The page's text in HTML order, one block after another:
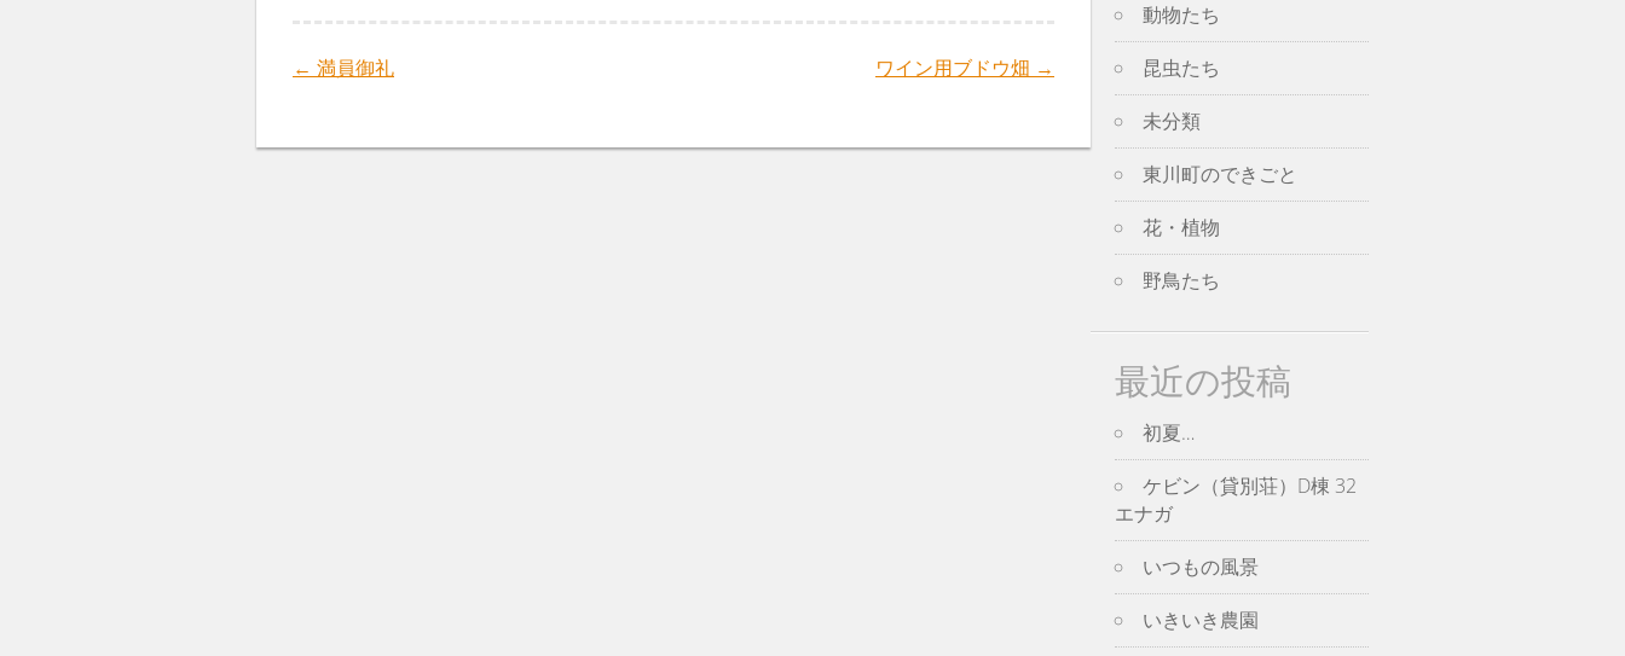
Post
navigation
← 満員御礼 ワイン用ブドウ畑 →
動物たち
昆虫たち
未分類
東川町のできごと
花・植物
野鳥たち
最近の投稿
初夏…
ケビン（貸別荘）D棟 32
エナガ
いつもの風景
いきいき農園